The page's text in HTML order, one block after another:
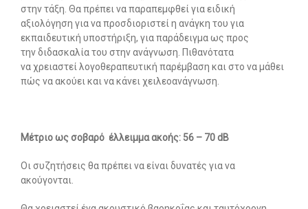
στην τάξη. Θα πρέπει να παραπεμφθεί για ειδική
αξιολόγηση για να προσδιοριστεί η ανάγκη του για
εκπαιδευτική υποστήριξη, για παράδειγμα ως προς
την διδασκαλία του στην ανάγνωση. Πιθανότατα
να χρειαστεί λογοθεραπευτική παρέμβαση και στο να μάθει
πώς να ακούει και να κάνει χειλεοανάγνωση.
Μέτριο ως σοβαρό έλλειμμα ακοής: 56 – 70 dB
Οι συζητήσεις θα πρέπει να είναι δυνατές για να
ακούγονται.